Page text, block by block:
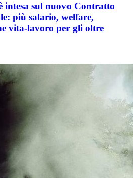
intesa sul nuovo Contratto
più salario, welfare,
vita-lavoro per gli oltre